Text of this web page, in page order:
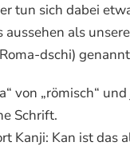
tun sich dabei
aussehen als
dschi)
von „römisch“
Schrift.
Kanji: Kan ist das